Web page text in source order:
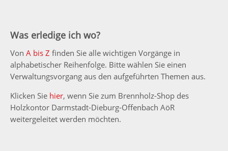
Was erledige ich wo?
Von A bis Z finden Sie alle wichtigen Vorgänge in
alphabetischer Reihenfolge. Bitte wählen Sie einen
Verwaltungsvorgang aus den aufgeführten Themen aus.
Klicken Sie hier, wenn Sie zum Brennholz-Shop des
Holzkontor Darmstadt-Dieburg-Offenbach AöR
weitergeleitet werden möchten.